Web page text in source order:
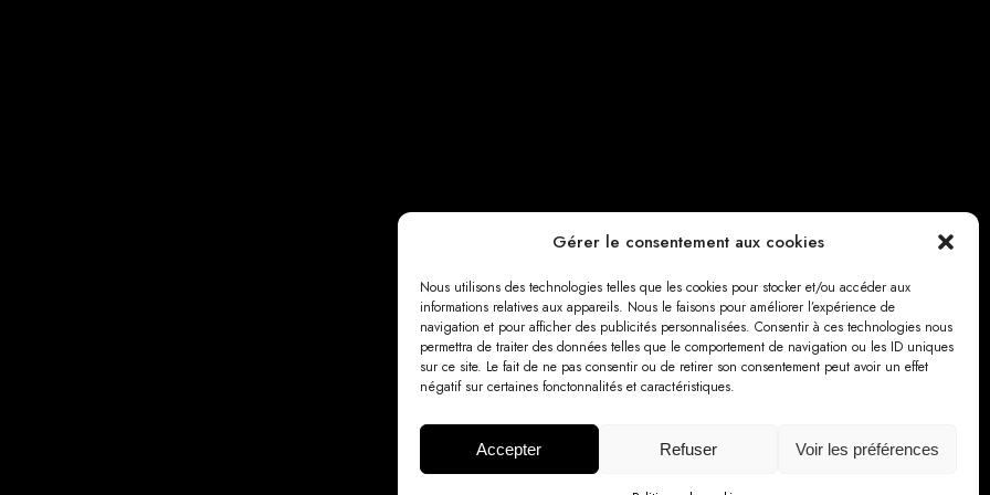
Gérer le consentement aux cookies
Nous utilisons des technologies telles que les cookies pour stocker et/ou accéder aux
informations relatives aux appareils. Nous le faisons pour améliorer l’expérience de
navigation et pour afficher des publicités personnalisées. Consentir à ces technologies nous
permettra de traiter des données telles que le comportement de navigation ou les ID uniques
sur ce site. Le fait de ne pas consentir ou de retirer son consentement peut avoir un effet
négatif sur certaines fonctonnalités et caractéristiques.
Accepter Refuser Voir les préférences